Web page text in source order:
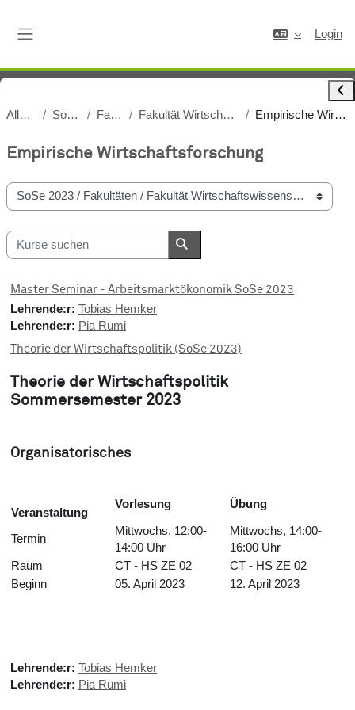
Login
Alle Kurse SoSe 2023 Fakultäten Fakultät Wirtschaftswissenschaften Empirische Wirtschaftsforschung
Empirische Wirtschaftsforschung
Kursbereiche
Kurse suchen
Kurse suchen
Master Seminar - Arbeitsmarktökonomik SoSe 2023
Lehrende:r: Tobias Hemker
Lehrende:r: Pia Rumi
Theorie der Wirtschaftspolitik (SoSe 2023)
Theorie der Wirtschaftspolitik
Sommersemester 2023
Organisatorisches
Veranstaltung
Vorlesung Übung
Termin
Mittwochs, 12:00-
14:00 Uhr
Mittwochs, 14:00-
16:00 Uhr
Raum
CT - HS ZE 02
CT - HS ZE 02
Beginn
05. April 2023 12. April 2023
Lehrende:r: Tobias Hemker
Lehrende:r: Pia Rumi